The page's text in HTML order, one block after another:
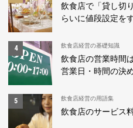
飲食店で「貸し切
らいに値段設定を
飲食店経営の基礎知識
飲食店の営業時間
営業日・時間の決
飲食店経営の用語集
飲食店のサービス